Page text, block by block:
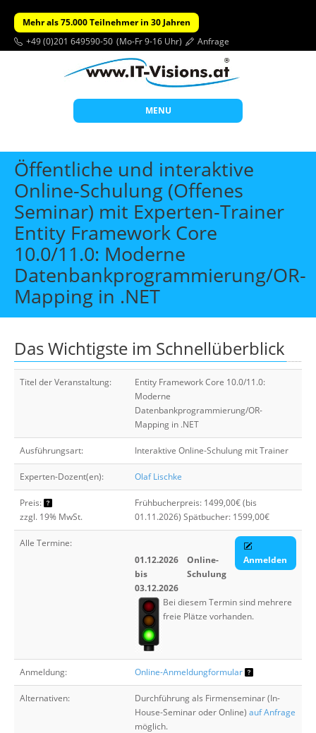
Mehr als 75.000 Teilnehmer in 30 Jahren
+49 (0)201 649590-50 (Mo-Fr 9-16 Uhr) Anfrage
MENU
Start
Themen
Beratung
Individuelle Schulungen
Offene Seminare
Wissen
Über uns
Öffentliche und interaktive
Online-Schulung (Offenes
Seminar) mit Experten-Trainer
Entity Framework Core
10.0/11.0: Moderne
Datenbankprogrammierung/OR-
Mapping in .NET
Das Wichtigste im Schnellüberblick
Titel der Veranstaltung:
Entity Framework Core 10.0/11.0:
Moderne
Datenbankprogrammierung/OR-
Mapping in .NET
Ausführungsart: Interaktive Online-Schulung mit Trainer
Experten-Dozent(en): Olaf Lischke
Preis:
zzgl. 19% MwSt.
Frühbucherpreis: 1499,00€ (bis
01.11.2026) Spätbucher: 1599,00€
Alle Termine:
01.12.2026
bis
03.12.2026
Online-
Schulung
Anmelden
Bei diesem Termin sind mehrere
freie Plätze vorhanden.
Anmeldung: Online-Anmeldungformular
Alternativen:
Durchführung als Firmenseminar (In-
House-Seminar oder Online) auf Anfrage
möglich.